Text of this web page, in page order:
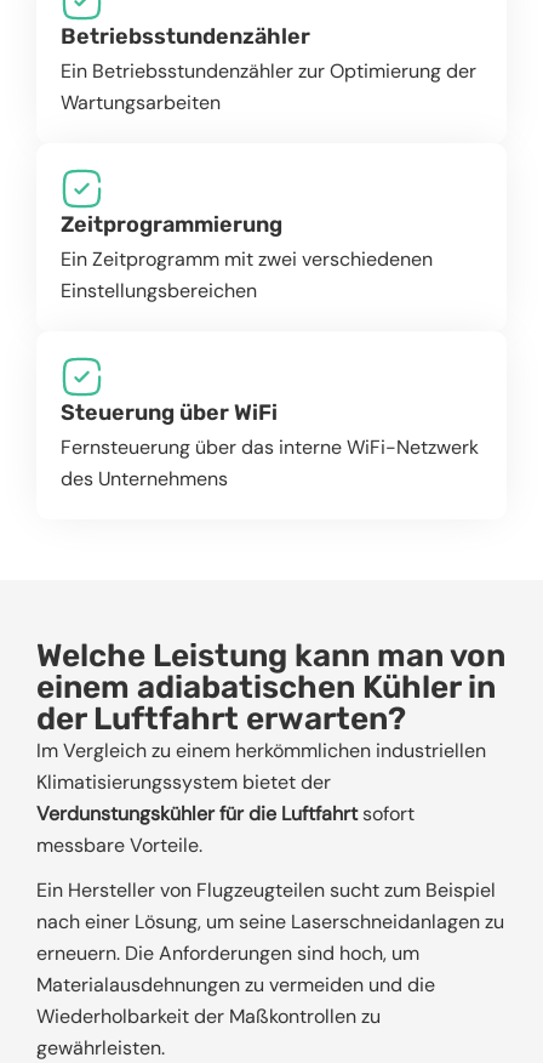
Betriebsstundenzähler
Ein Betriebsstundenzähler zur Optimierung der
Wartungsarbeiten
Zeitprogrammierung
Ein Zeitprogramm mit zwei verschiedenen
Einstellungsbereichen
Steuerung über WiFi
Fernsteuerung über das interne WiFi-Netzwerk
des Unternehmens
Welche Leistung kann man von
einem adiabatischen Kühler in
der Luftfahrt erwarten?
Im Vergleich zu einem herkömmlichen industriellen
Klimatisierungssystem bietet der
Verdunstungskühler für die Luftfahrtsofort
messbare Vorteile.
Ein Hersteller von Flugzeugteilen sucht zum Beispiel
nach einer Lösung, um seine Laserschneidanlagen zu
erneuern. Die Anforderungen sind hoch, um
Materialausdehnungen zu vermeiden und die
Wiederholbarkeit der Maßkontrollen zu
gewährleisten.